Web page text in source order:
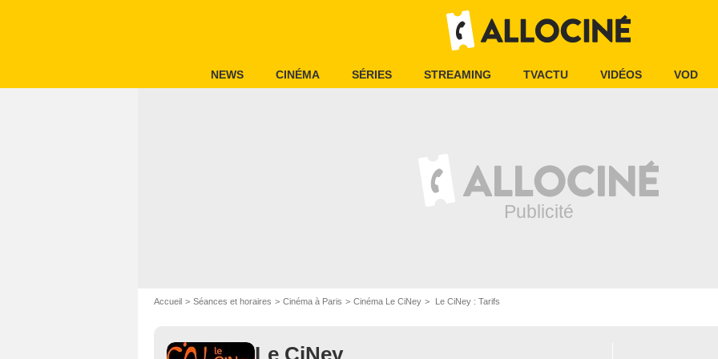
NEWS CINÉMA SÉRIES STREAMING TVACTU VIDÉOS VOD
Accueil Séances et horaires Cinéma à Paris Cinéma Le CiNey Le CiNey : Tarifs
Le CiNey